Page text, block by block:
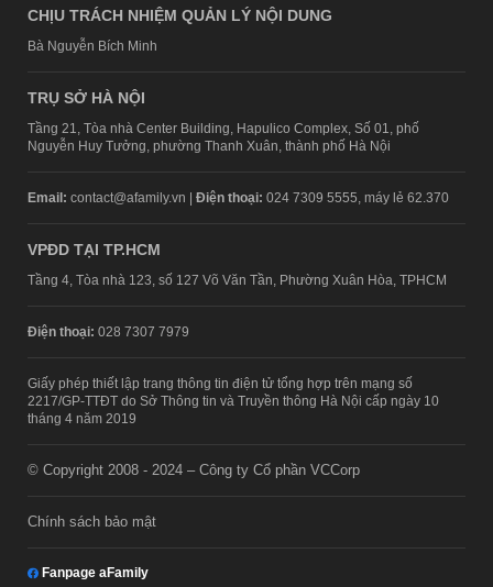
CHỊU TRÁCH NHIỆM QUẢN LÝ NỘI DUNG
Bà Nguyễn Bích Minh
TRỤ SỞ HÀ NỘI
Tầng 21, Tòa nhà Center Building, Hapulico Complex, Số 01, phố
Nguyễn Huy Tưởng, phường Thanh Xuân, thành phố Hà Nội
Email: contact@afamily.vn | Điện thoại: 024 7309 5555, máy lẻ 62.370
VPĐD TẠI TP.HCM
Tầng 4, Tòa nhà 123, số 127 Võ Văn Tần, Phường Xuân Hòa, TPHCM
Điện thoại: 028 7307 7979
Giấy phép thiết lập trang thông tin điện tử tổng hợp trên mạng số
2217/GP-TTĐT do Sở Thông tin và Truyền thông Hà Nội cấp ngày 10
tháng 4 năm 2019
© Copyright 2008 - 2024 – Công ty Cổ phần VCCorp
Chính sách bảo mật
Fanpage aFamily